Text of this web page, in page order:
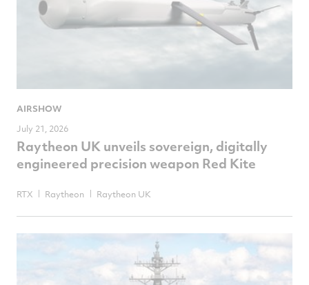
AIRSHOW
July 21, 2026
Raytheon UK unveils sovereign, digitally
engineered precision weapon Red Kite
RTX Raytheon Raytheon UK